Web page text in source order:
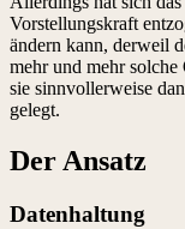
Vorstellungskraft
ändern kann, derweil
mehr und mehr
sie sinnvollerweise
gelegt.
Der Ansatz
Datenhaltung